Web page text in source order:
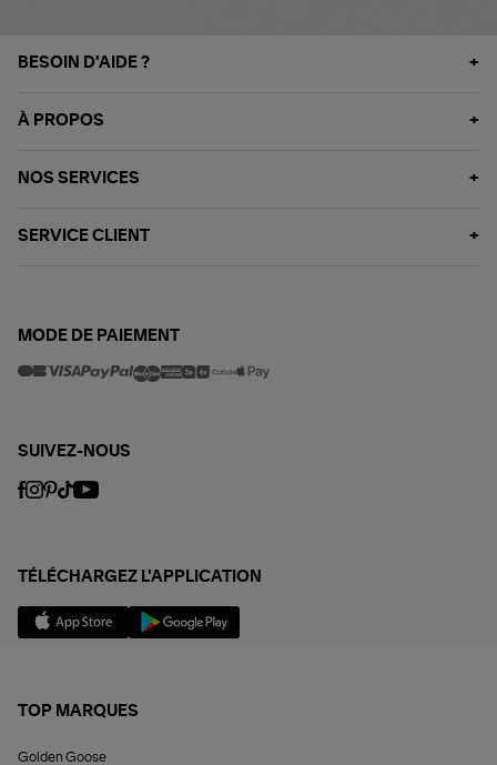
BESOIN D'AIDE ?
À PROPOS
NOS SERVICES
SERVICE CLIENT
MODE DE PAIEMENT
SUIVEZ-NOUS
TÉLÉCHARGEZ L'APPLICATION
TOP MARQUES
Golden Goose